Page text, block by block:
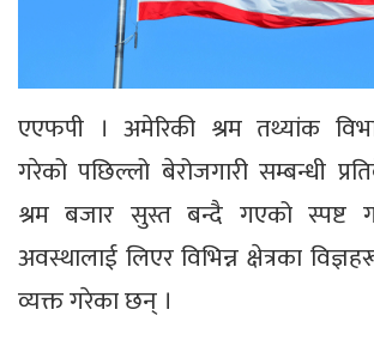
एएफपी । अमेरिकी श्रम तथ्यांक
गरेको पछिल्लो बेरोजगारी सम्बन्धी
श्रम बजार सुस्त बन्दै गएको
अवस्थालाई लिएर विभिन्न क्षेत्रका
व्यक्त गरेका छन् ।